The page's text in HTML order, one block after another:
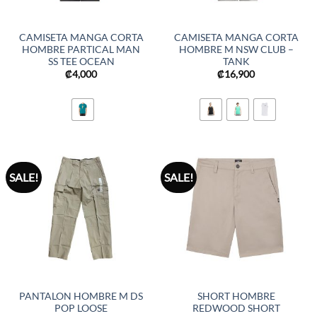
CAMISETA MANGA CORTA
HOMBRE PARTICAL MAN
SS TEE OCEAN
₡4,000
CAMISETA MANGA CORTA
HOMBRE M NSW CLUB –
TANK
₡16,900
SALE!
PANTALON HOMBRE M DS
POP LOOSE
SALE!
SHORT HOMBRE
REDWOOD SHORT